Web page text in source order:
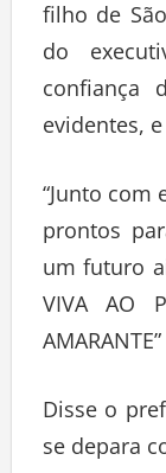
filho de
do
confiança
evidentes,
“Junto com
prontos
um futuro
VIVA AO
AMARANTE”
Disse o
se depara